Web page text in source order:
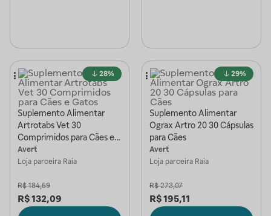
28%
Suplemento Alimentar
Artrotabs Vet 30
Comprimidos para Cães e
Gatos
Avert
Loja parceira Raia
R$ 184,69
R$132,09
29%
Suplemento Alimentar
Ograx Artro 20 30 Cápsulas
para Cães
Avert
Loja parceira Raia
R$ 273,07
R$195,11